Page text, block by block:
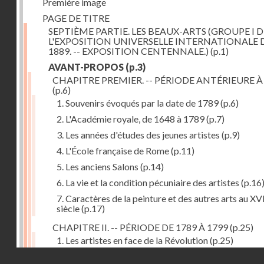
PAGE DE TITRE
SEPTIÈME PARTIE. LES BEAUX-ARTS (GROUPE I
L'EXPOSITION UNIVERSELLE INTERNATIONALE
1889. -- EXPOSITION CENTENNALE.) (p.1)
AVANT-PROPOS (p.3)
CHAPITRE PREMIER. -- PÉRIODE ANTÉRIEURE
(p.6)
1. Souvenirs évoqués par la date de 1789(p.6)
2. L'Académie royale, de 1648 à 1789(p.7)
3. Les années d'études des jeunes artistes (p.9)
4. L'École française de Rome(p.11)
5. Les anciens Salons (p.14)
6. La vie et la condition pécuniaire des artistes (p.16)
7. Caractères de la peinture et des autres arts au
siècle(p.17)
CHAPITRE II. -- PÉRIODE DE 1789 À 1799(p.25)
1. Les artistes en face de la Révolution(p.25)